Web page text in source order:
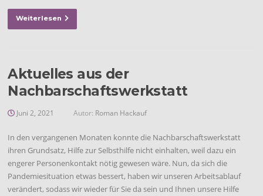
Weiterlesen
Aktuelles aus der
Nachbarschaftswerkstatt
Juni 2, 2021 Autor: Roman Hackauf
In den vergangenen Monaten konnte die Nachbarschaftswerkstatt
ihren Grundsatz, Hilfe zur Selbsthilfe nicht einhalten, weil dazu ein
engerer Personenkontakt nötig gewesen wäre. Nun, da sich die
Pandemiesituation etwas bessert, haben wir unseren Arbeitsablauf
verändert, sodass wir wieder für Sie da sein und Ihnen unsere Hilfe